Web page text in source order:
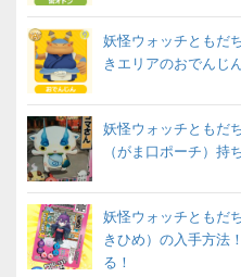
妖怪ウォッチともだ
きエリアのおでんじ
妖怪ウォッチともだ
（がま口ポーチ）持
妖怪ウォッチともだ
きひめ）の入手方法
る！